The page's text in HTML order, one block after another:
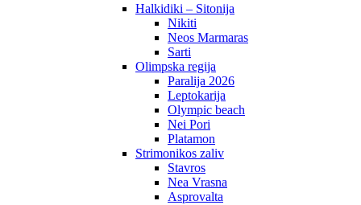
Halkidiki – Sitonija
Nikiti
Neos Marmaras
Sarti
Olimpska regija
Paralija 2026
Leptokarija
Olympic beach
Nei Pori
Platamon
Strimonikos zaliv
Stavros
Nea Vrasna
Asprovalta